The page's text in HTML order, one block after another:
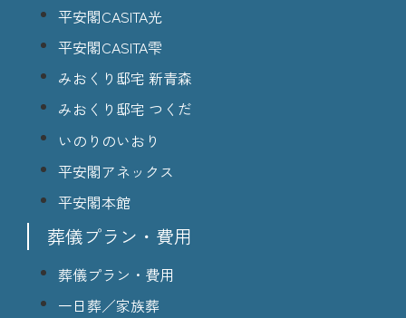
平安閣CASITA光
平安閣CASITA雫
みおくり邸宅 新青森
みおくり邸宅 つくだ
いのりのいおり
平安閣アネックス
平安閣本館
葬儀プラン・費用
葬儀プラン・費用
一日葬／家族葬